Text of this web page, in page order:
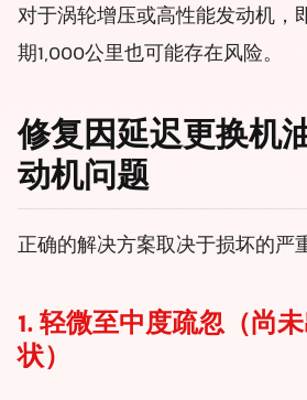
对于涡轮增压或高性能发动机，
期1,000公里也可能存在风险。
修复因延迟更换机
动机问题
正确的解决方案取决于损坏的严
1. 轻微至中度疏忽（尚
状）